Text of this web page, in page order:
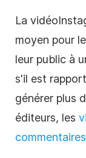
La vidéo
moyen pour
leur public à
s'il est
générer plus
éditeurs, les
commentaires